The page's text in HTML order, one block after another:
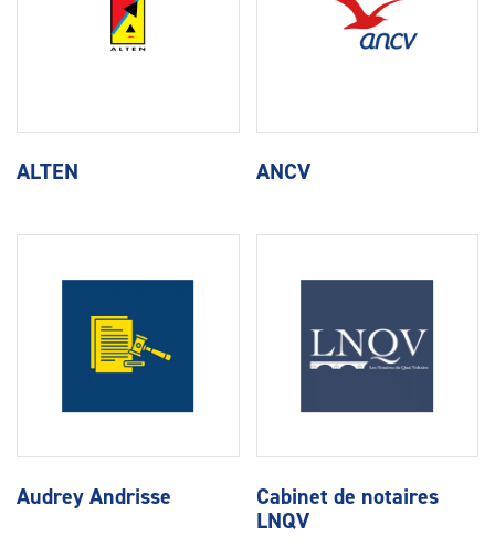
ALTEN ANCV
Audrey Andrisse
Cabinet de notaires
LNQV